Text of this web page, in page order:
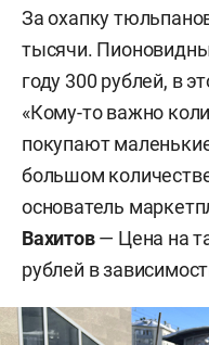
За охапку
тысячи.
году 300 рублей, в
«Кому-то важно
покупают
большом
основатель
Вахитов— Цена на
рублей в